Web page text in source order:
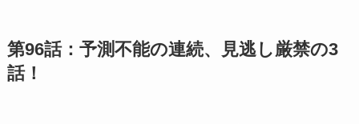
第96話：予測不能の連続、見逃し厳禁の3
話！